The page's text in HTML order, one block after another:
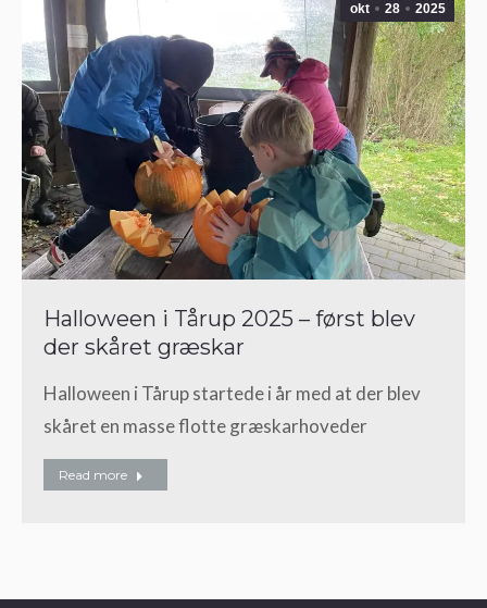
okt 28 2025
Halloween i Tårup 2025 – først blev
der skåret græskar
Halloween i Tårup startede i år med at der blev
skåret en masse flotte græskarhoveder
Read more